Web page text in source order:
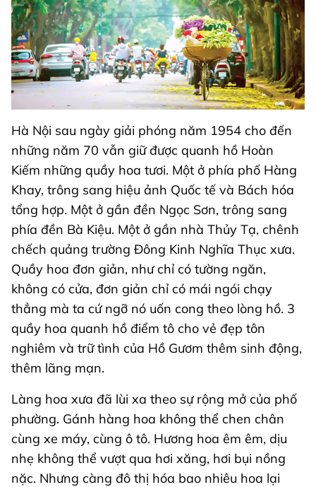
Hà Nội sau ngày giải phóng năm 1954 cho đến
những năm 70 vẫn giữ được quanh hồ Hoàn
Kiếm những quầy hoa tươi. Một ở phía phố Hàng
Khay, trông sang hiệu ảnh Quốc tế và Bách hóa
tổng hợp. Một ở gần đền Ngọc Sơn, trông sang
phía đền Bà Kiệu. Một ở gần nhà Thủy Tạ, chênh
chếch quảng trường Đông Kinh Nghĩa Thục xưa.
Quầy hoa đơn giản, như chỉ có tường ngăn,
không có cửa, đơn giản chỉ có mái ngói chạy
thẳng mà ta cứ ngỡ nó uốn cong theo lòng hồ. 3
quầy hoa quanh hồ điểm tô cho vẻ đẹp tôn
nghiêm và trữ tình của Hồ Gươm thêm sinh động,
thêm lãng mạn.
Làng hoa xưa đã lùi xa theo sự rộng mở của phố
phường. Gánh hàng hoa không thể chen chân
cùng xe máy, cùng ô tô. Hương hoa êm êm, dịu
nhẹ không thể vượt qua hơi xăng, hơi bụi nồng
nặc. Nhưng càng đô thị hóa bao nhiêu hoa lại